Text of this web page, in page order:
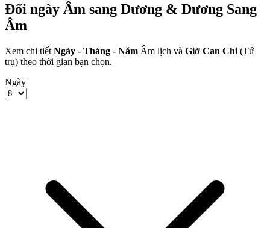
Đổi ngày Âm sang Dương & Dương Sang
Âm
Xem chi tiết Ngày - Tháng - Năm Âm lịch và Giờ Can Chi (Tứ
trụ) theo thời gian bạn chọn.
Ngày